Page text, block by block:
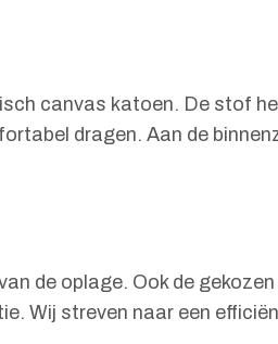
canvas katoen. De stof
dragen. Aan de
de oplage. Ook de
Wij streven naar een